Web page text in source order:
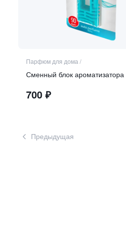
Парфюм для дома /
700₽
Предыдущая